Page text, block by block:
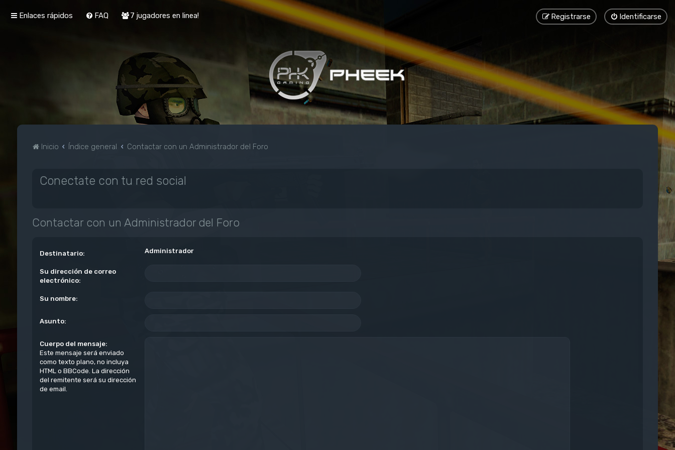
Enlaces rápidos FAQ 7 jugadores en linea! Identificarse
Registrarse
Inicio Índice general Contactar con un Administrador del Foro
Conectate con tu red social
Contactar con un Administrador del Foro
Destinatario: Administrador
Su dirección de correo
electrónico:
Su nombre:
Asunto:
Cuerpo del mensaje:
Este mensaje será enviado
como texto plano, no incluya
HTML o BBCode. La dirección
del remitente será su dirección
de email.